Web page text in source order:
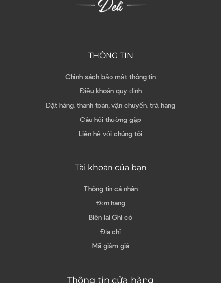
THÔNG TIN
Chính sách bảo mật thông tin
Điều khoản quy định
Đặt hàng, thanh toán, vận chuyển, trả hàng
Câu hỏi thường gặp
Liên hệ với chúng tôi
Tài khoản của bạn
Thông tin cá nhân
Đơn hàng
Biên lai Ghi có
Địa chỉ
Mã giảm giá
Thông tin cửa hàng